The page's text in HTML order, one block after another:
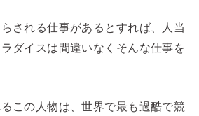
される仕事があるとすれば、人当
ダイスは間違いなくそんな仕事を
この人物は、世界で最も過酷で競